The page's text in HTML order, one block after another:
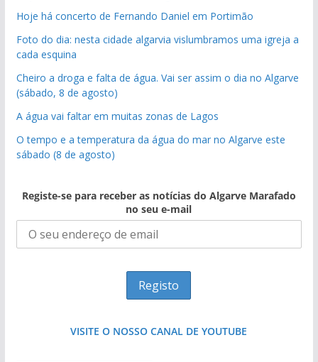
Hoje há concerto de Fernando Daniel em Portimão
Foto do dia: nesta cidade algarvia vislumbramos uma igreja a
cada esquina
Cheiro a droga e falta de água. Vai ser assim o dia no Algarve
(sábado, 8 de agosto)
A água vai faltar em muitas zonas de Lagos
O tempo e a temperatura da água do mar no Algarve este
sábado (8 de agosto)
Registe-se para receber as notícias do Algarve Marafado
no seu e-mail
VISITE O NOSSO CANAL DE YOUTUBE